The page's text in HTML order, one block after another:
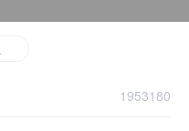
1953180